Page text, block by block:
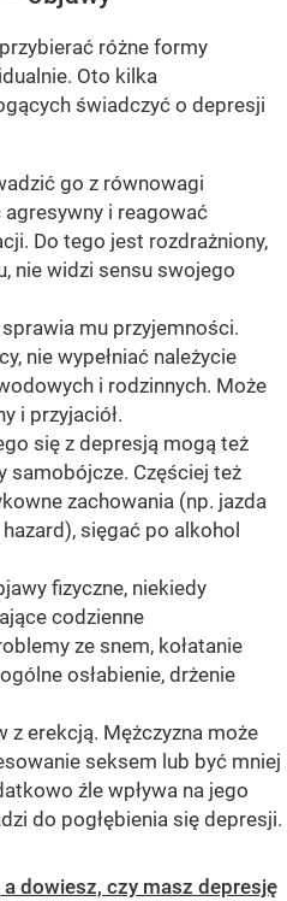
różne formy
Oto kilka
świadczyć o depresji
go z równowagi
i reagować
Do tego jest rozdrażniony,
nie widzi sensu swojego
mu przyjemności.
nie wypełniać należycie
i rodzinnych. Może
i przyjaciół.
się z depresją mogą też
samobójcze. Częściej też
zachowania (np. jazda
sięgać po alkohol
fizyczne, niekiedy
codzienne
ze snem, kołatanie
osłabienie, drżenie
z erekcją. Mężczyzna może
seksem lub być mniej
źle wpływa na jego
do pogłębienia się depresji.
dowiesz, czy masz depresję